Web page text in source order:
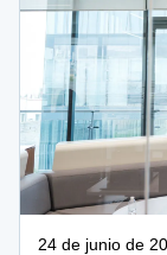
24 de junio de